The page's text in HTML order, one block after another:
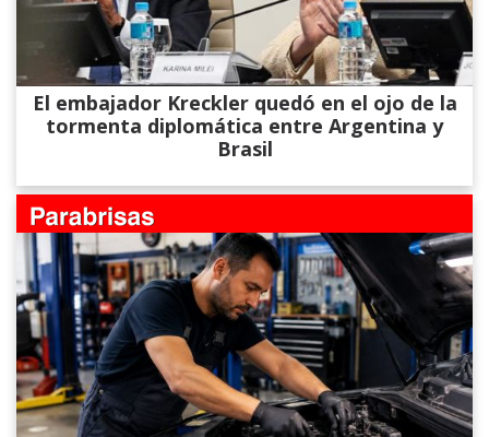
El embajador Kreckler quedó en el ojo de la
tormenta diplomática entre Argentina y
Brasil